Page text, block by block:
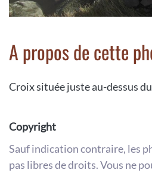
A propos de cette
Croix située juste au-dessus
Copyright
Sauf indication contraire, les
pas libres de droits. Vous ne